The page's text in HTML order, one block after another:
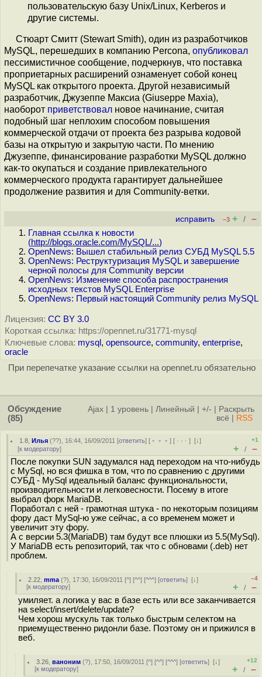
пользовательскую базу Unix/Linux, Kerberos и
другие системы.
Стюарт Смитт (Stewart Smith), один из разработчиков
MySQL, перешедших в компанию Percona, опубликовал
пессимистичное сообщение, подчеркнув, что поставка
проприетарных расширений ознаменует собой конец
MySQL как открытого проекта. Другой независимый
разработчик, Джузеппе Максиа (Giuseppe Maxia),
наоборот приветствовал новое начинание, считая
подобный шаг неплохим способом повышения
коммерческой отдачи от проекта без разрыва кодовой
базы на открытую и закрытую части. По мнению
Джузеппе, финансирование разработки MySQL должно
как-то окупаться и создание привлекательного
коммерческого продукта гарантирует дальнейшее
продолжение развития и для Community-ветки.
исправить –3 + / –
Главная ссылка к новости
(http://blogs.oracle.com/MySQL/...)
OpenNews: Вышел стабильный релиз СУБД MySQL 5.5
OpenNews: Реструктуризация MySQL и завершение
черной полосы для Community версии
OpenNews: Изменение способа распространения
исходных текстов MySQL Enterprise
OpenNews: Первый настоящий Community релиз MySQL
Лицензия: CC BY 3.0
Короткая ссылка: https://opennet.ru/31771-mysql
Ключевые слова: mysql , opensource, community, enterprise,
oracle
При перепечатке указание ссылки на opennet.ru обязательно
Обсуждение
(85)
Ajax 1 уровень Линейный +/-
Раскрыть
всё
RSS
1.8 ,Илья (??), 16:44, 16/09/2011 [ответить] [ ﹢﹢﹢] [ · · ·][↓]
[к модератору]
+1
+ / –
После покупки SUN задумался над переходом на что-нибудь
с MySql, но вся фишка в том, что по сравнению с другими
СУБД - MySql идеальный баланс функциональности,
производительности и легковесности. Посему в итоге
выбрал форк MariaDB.
Поработал с ней - грамотная штука - по некоторым позициям
фору даст MySql-ю уже сейчас, а со временем может и
увеличит эту фору.
А с версии 5.3(MariaDB) там будут все плюшки из 5.5(MySql).
У MariaDB есть репозиторий, так что с обновами (.deb) нет
проблем.
2.22 ,mma (?), 17:30, 16/09/2011 [^] [^^] [^^^] [ответить][↓]
[к модератору]
–4
+ / –
умиляет. а логика у вас в базе есть или все заканчивается
на select/insert/delete/update?
Чем хорош мускуль так только быстрым селектом на
приемущественно ридонли базе. Поэтому он и прижился в
веб.
3.26 ,ваноним (?), 17:50, 16/09/2011 [^] [^^] [^^^] [ответить][↓]
[к модератору]
+12
+ / –